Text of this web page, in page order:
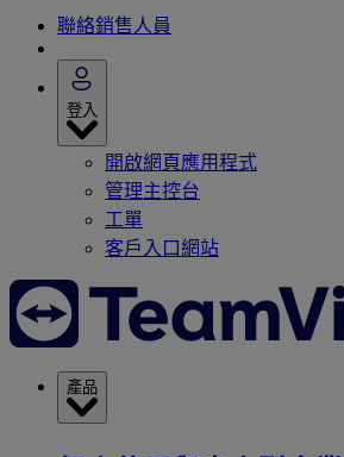
聯絡銷售人員
登入
開啟網頁應用程式
管理主控台
工單
客戶入口網站
產品